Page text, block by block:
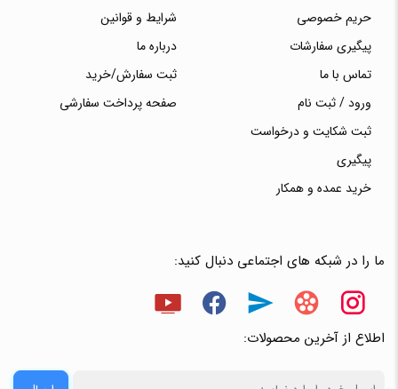
حریم خصوصی
پیگیری سفارشات
تماس با ما
ورود / ثبت نام
ثبت شکایت و درخواست
پیگیری
خرید عمده و همکار
شرایط و قوانین
درباره ما
ثبت سفارش/خرید
صفحه پرداخت سفارشی
ما را در شبکه های اجتماعی دنبال کنید:
اطلاع از آخرین محصولات: